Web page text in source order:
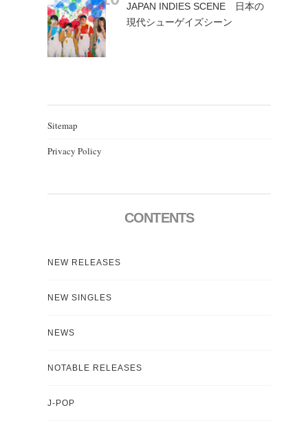
JAPAN INDIES SCENE 日本の
現代シューゲイズシーン
Sitemap
Privacy Policy
CONTENTS
NEW RELEASES
NEW SINGLES
NEWS
NOTABLE RELEASES
J-POP